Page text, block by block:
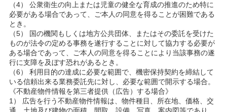
（4） 公衆衛生の向上または児童の健全な育成の推進のため特に
必要がある場合であって、ご本人の同意を得ることが困難である
とき。
（5） 国の機関もしくは地方公共団体、またはその委託を受けた
ものが法令の定める事務を遂行することに対して協力する必要が
ある場合であって、ご本人の同意を得ることにより当該事務の遂
行に支障を及ぼす恐れがあるとき。
（6） 利用目的の達成に必要な範囲で、機密保持契約を締結して
いる信頼出来る業務委託先に対し、必要な範囲で開示する場合。
《不動産物件情報を第三者提供（広告）する場合》
1） 広告を行う不動産物件情報は、物件種目、所在地、価格、交